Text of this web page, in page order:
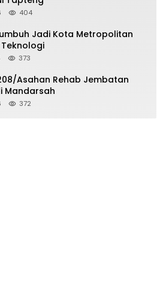
404
Jadi Kota Metropolitan
373
Asahan Rehab Jembatan
Mandarsah
372